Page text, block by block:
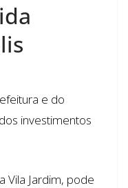
e do
investimentos
Vila Jardim, pode